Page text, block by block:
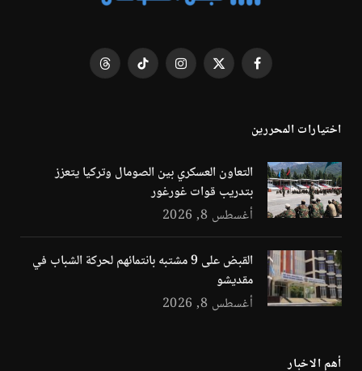
فيسبوك X
الانستغرامتيكتوك Threads
اختيارات المحررين
التعاون العسكري بين الصومال وتركيا يتعزز
بتدريب قوات غورغور
أغسطس 8, 2026
القبض على 9 مشتبه بانتمائهم لحركة الشباب في
مقديشو
أغسطس 8, 2026
أهم الاخبار